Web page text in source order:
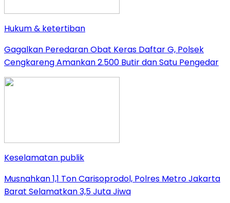
Hukum & ketertiban
Gagalkan Peredaran Obat Keras Daftar G, Polsek
Cengkareng Amankan 2.500 Butir dan Satu Pengedar
Keselamatan publik
Musnahkan 1,1 Ton Carisoprodol, Polres Metro Jakarta
Barat Selamatkan 3,5 Juta Jiwa